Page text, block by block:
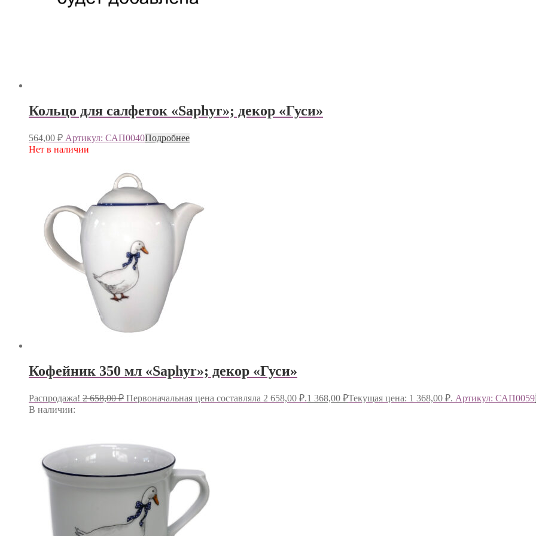
Кольцо для салфеток «Saphyr»; декор «Гуси»
564,00 ₽ Артикул: САП0040Подробнее
Нет в наличии
Кофейник 350 мл «Saphyr»; декор «Гуси»
Распродажа! 2 658,00₽ Первоначальная цена составляла 2 658,00 ₽.1 368,00 ₽Текущая цена: 1 368,00 ₽. Артикул: САП0059
В наличии: